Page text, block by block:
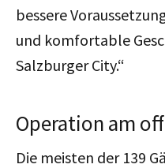
bessere
und komfortable
Salzburger City.“
Operation am
Die meisten der 139